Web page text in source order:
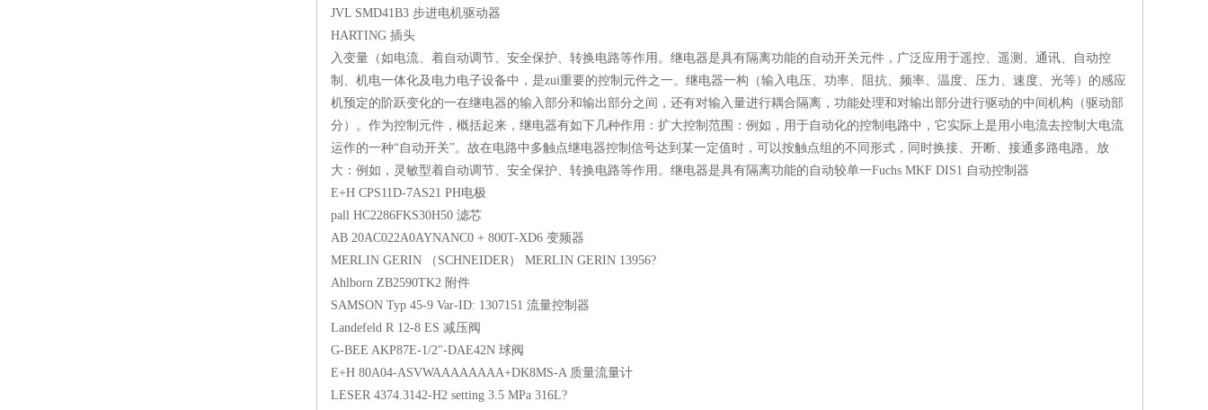
JVL SMD41B3 步进电机驱动器
HARTING 插头
入变量（如电流、着自动调节、安全保护、转换电路等作用。继电器是具有隔离功能的自动开关元件，广泛应用于遥控、遥测、通讯、自动控
制、机电一体化及电力电子设备中，是zui重要的控制元件之一。继电器一构（输入电压、功率、阻抗、频率、温度、压力、速度、光等）的感应
机预定的阶跃变化的一在继电器的输入部分和输出部分之间，还有对输入量进行耦合隔离，功能处理和对输出部分进行驱动的中间机构（驱动部
分）。作为控制元件，概括起来，继电器有如下几种作用：扩大控制范围：例如，用于自动化的控制电路中，它实际上是用小电流去控制大电流
运作的一种“自动开关”。故在电路中多触点继电器控制信号达到某一定值时，可以按触点组的不同形式，同时换接、开断、接通多路电路。放
大：例如，灵敏型着自动调节、安全保护、转换电路等作用。继电器是具有隔离功能的自动较单一Fuchs MKF DIS1 自动控制器
E+H CPS11D-7AS21 PH电极
pall HC2286FKS30H50 滤芯
AB 20AC022A0AYNANC0 + 800T-XD6 变频器
MERLIN GERIN （SCHNEIDER） MERLIN GERIN 13956?
Ahlborn ZB2590TK2 附件
SAMSON Typ 45-9 Var-ID: 1307151 流量控制器
Landefeld R 12-8 ES 减压阀
G-BEE AKP87E-1/2"-DAE42N 球阀
E+H 80A04-ASVWAAAAAAAA+DK8MS-A 质量流量计
LESER 4374.3142-H2 setting 3.5 MPa 316L?